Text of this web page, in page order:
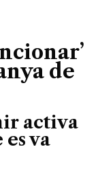
de
activa
va